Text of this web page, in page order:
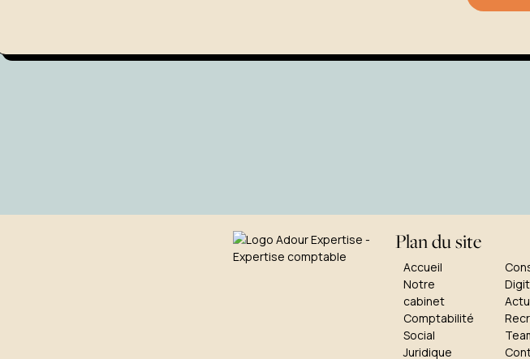
Plan du site
Accueil
Notre
cabinet
Comptabilité
Social
Juridique